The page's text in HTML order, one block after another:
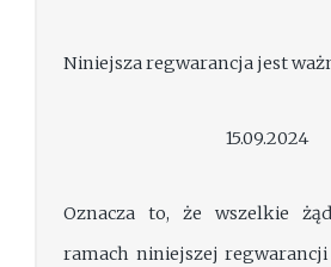
Niniejsza regwarancja jest
15.09.2024
Oznacza to, że wszelkie
ramach niniejszej